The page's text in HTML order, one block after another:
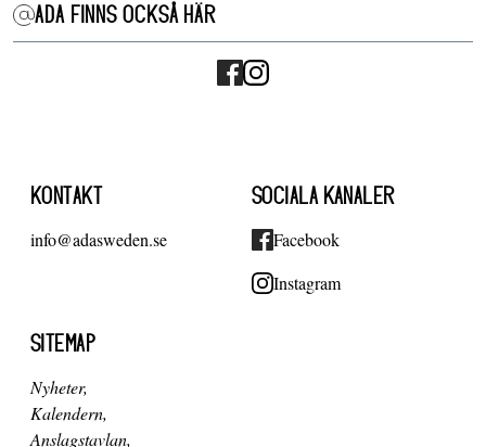
ADA FINNS OCKSÅ HÄR
KONTAKT
info@adasweden.se
SOCIALA KANALER
Facebook
Instagram
SITEMAP
Nyheter
Kalendern
Anslagstavlan